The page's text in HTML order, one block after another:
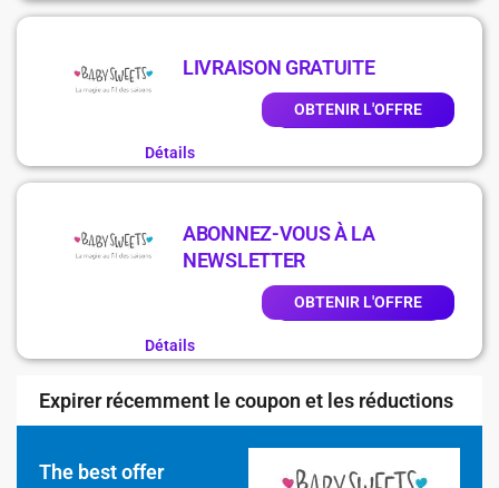
LIVRAISON GRATUITE
OBTENIR L'OFFRE
Détails
ABONNEZ-VOUS À LA
NEWSLETTER
OBTENIR L'OFFRE
Détails
Expirer récemment le coupon et les réductions
The best offer